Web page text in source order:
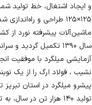
و ایجاد اشتغال، خط تولید
۱۲۵×۱۲۵ طراحی و
ماشین‌آلات پیشرفته نورد از
آزمایشی میلگرد با موفقیت
نشیب ، فولاد ارگ را از یک
پیشرو میلگرد در استان
تولید ۱۴۰ هزار تن در